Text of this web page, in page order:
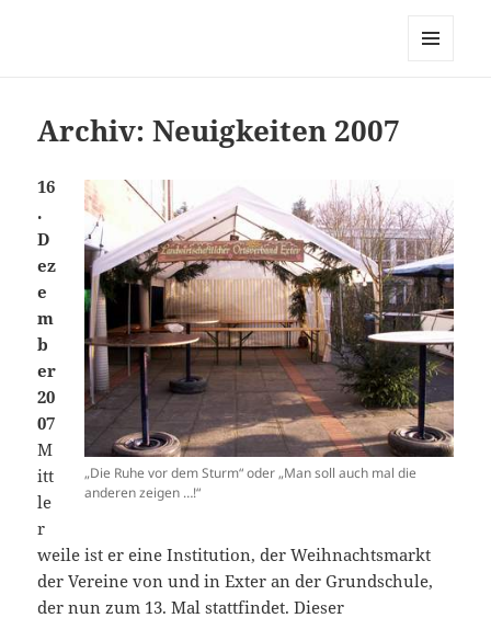
Archiv: Neuigkeiten 2007
„Die Ruhe vor dem Sturm“ oder „Man soll auch mal die
anderen zeigen …!“
16
.
D
ez
e
m
b
er
20
07
M
itt
le
r
weile ist er eine Institution, der Weihnachtsmarkt
der Vereine von und in Exter an der Grundschule,
der nun zum 13. Mal stattfindet. Dieser